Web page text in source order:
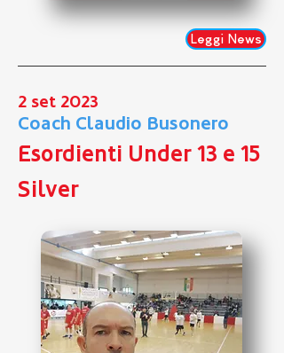
Leggi News
2 set 2023
Coach Claudio Busonero
Esordienti Under 13 e 15
Silver